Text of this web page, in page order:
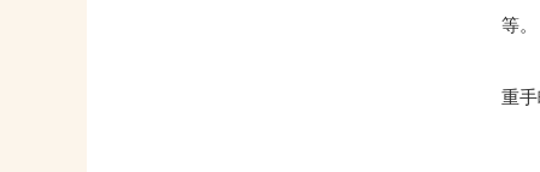
等。
（
重手
（